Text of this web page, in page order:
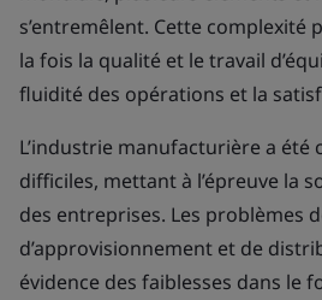
s’entremêlent. Cette complexité
la fois la qualité et le travail
fluidité des opérations et la
L’industrie manufacturière a été
difficiles, mettant à l’épreuve la
des entreprises. Les problèmes
d’approvisionnement et de
évidence des faiblesses dans le